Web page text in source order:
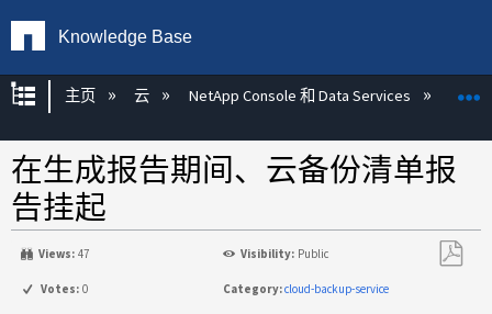
Knowledge Base
扩展/隐缩全局层次
主页 云 NetApp Console 和 Data Services
在生成报告期间、云备份清单报
告挂起
Views: 47 Visibility: Public
Votes: 0 Category:cloud-backup-service